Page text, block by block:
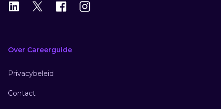
LinkedIn
X Instagram
Over Careerguide
Privacybeleid
Contact